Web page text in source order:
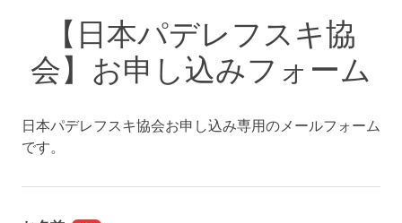
【日本パデレフスキ協
会】お申し込みフォーム
日本パデレフスキ協会お申し込み専用のメールフォーム
です。